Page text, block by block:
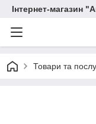
Інтернет-магазин
Товари та